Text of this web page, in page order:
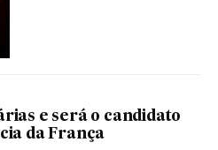
e será o candidato
da França